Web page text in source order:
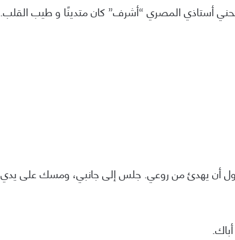
أستاذي المصري “أشرف” كان متدينًا و طيب القلب.
أن يهدئ من روعي. جلس إلى جانبي، ومسك على يدي